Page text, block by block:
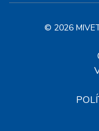
© 2026